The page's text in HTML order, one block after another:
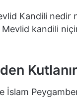
Kandili nedir
kandili
İslam